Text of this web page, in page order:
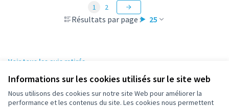
Informations sur les cookies utilisés sur le site web
Nous utilisons des cookies sur notre site Web pour améliorer la
performance et les contenus du site. Les cookies nous permettent
Résultats par page : 25
1 2
Voir tous les avis retirés
Conditions d'utilisation
Paramètres des cookies